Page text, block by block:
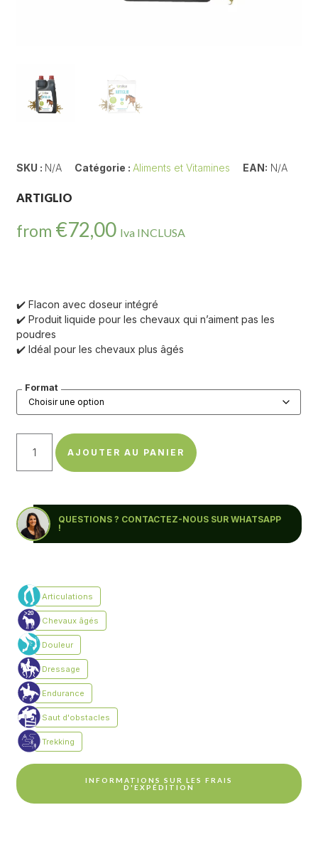
SKU : N/A Catégorie : Aliments et Vitamines EAN: N/A
ARTIGLIO
from €72,00 Iva INCLUSA
✔️ Flacon avec doseur intégré
✔️ Produit liquide pour les chevaux qui n’aiment pas les
poudres
✔️ Idéal pour les chevaux plus âgés
Format
AJOUTER AU PANIER
QUESTIONS ? CONTACTEZ-NOUS SUR WHATSAPP
!
INFORMATIONS SUR LES FRAIS
D'EXPÉDITION